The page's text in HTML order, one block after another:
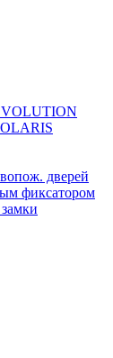
дверей
фиксатором